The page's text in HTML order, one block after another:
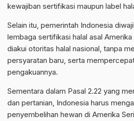
kewajiban sertifikasi maupun label
Selain itu, pemerintah Indonesia
lembaga sertifikasi halal asal
diakui otoritas halal nasional, tanpa
persyaratan baru, serta
pengakuannya.
Sementara dalam Pasal 2.22 yang
dan pertanian, Indonesia harus
penyembelihan hewan di Amerika